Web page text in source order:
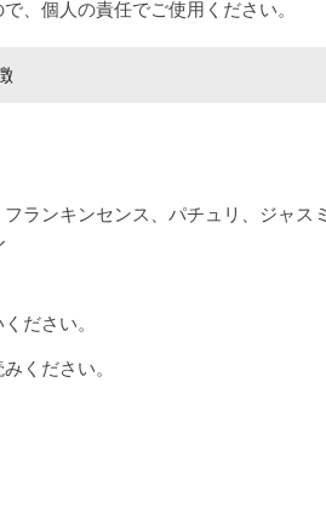
、個人の責任でご使用ください。
ランキンセンス、パチュリ、ジャス
ださい。
ください。